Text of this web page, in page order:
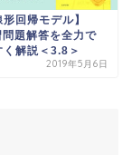
形回帰モデル】
題解答を全力で
く解説＜3.8＞
2019年5月6日